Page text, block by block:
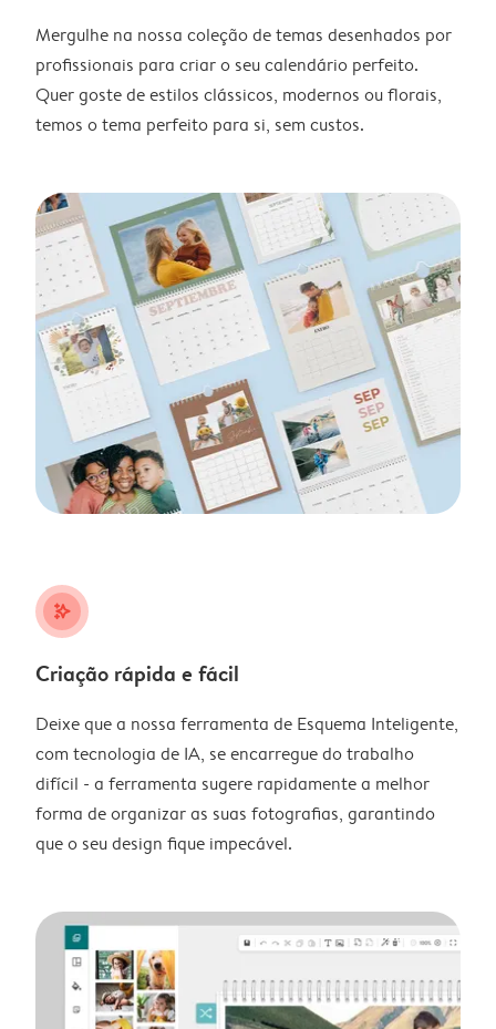
Mergulhe na nossa coleção de temas desenhados por
profissionais para criar o seu calendário perfeito.
Quer goste de estilos clássicos, modernos ou florais,
temos o tema perfeito para si, sem custos.
stars_plus
Criação rápida e fácil
Deixe que a nossa ferramenta de Esquema Inteligente,
com tecnologia de IA, se encarregue do trabalho
difícil - a ferramenta sugere rapidamente a melhor
forma de organizar as suas fotografias, garantindo
que o seu design fique impecável.